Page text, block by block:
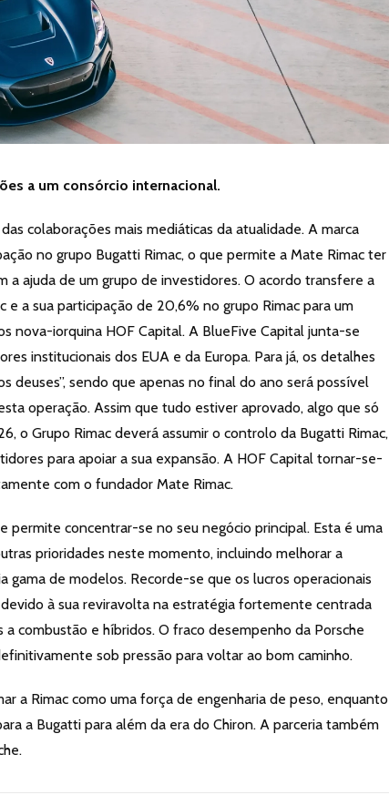
a um consórcio internacional.
colaborações mais mediáticas da atualidade. A marca
no grupo Bugatti Rimac, o que permite a Mate Rimac ter
ajuda de um grupo de investidores. O acordo transfere a
a sua participação de 20,6% no grupo Rimac para um
nova-iorquina HOF Capital. A BlueFive Capital junta-se
institucionais dos EUA e da Europa. Para já, os detalhes
deuses”, sendo que apenas no final do ano será possível
operação. Assim que tudo estiver aprovado, algo que só
o Grupo Rimac deverá assumir o controlo da Bugatti Rimac,
para apoiar a sua expansão. A HOF Capital tornar-se-
com o fundador Mate Rimac.
permite concentrar-se no seu negócio principal. Esta é uma
prioridades neste momento, incluindo melhorar a
gama de modelos. Recorde-se que os lucros operacionais
à sua reviravolta na estratégia fortemente centrada
combustão e híbridos. O fraco desempenho da Porsche
sob pressão para voltar ao bom caminho.
a Rimac como uma força de engenharia de peso, enquanto
a Bugatti para além da era do Chiron. A parceria também